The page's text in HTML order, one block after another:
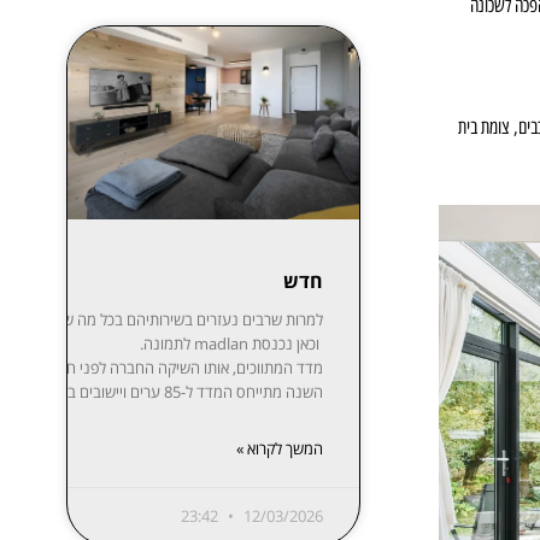
לשכונה
כביש 4 במערב, שדרות המכבים, צומת בית
חדש
למרות שרבים נעזרים בשירותיהם בכל מה שקשור
וכאן נכנסת madlan לתמונה.
השנה מתייחס המדד ל-85 ערים ויישובים בפריסה נרחבת: ת”א-יפו, חיפה והקריות, ירושלים, רעננה, חולון-בת ים, ראשון לציון, באר שבע, נתניה, הרצליה, פתח תקווה-רמת גן, אזור השומרון, חדרה והסביבה, עמק יזרעאל, עוטף עזה ועוד. המידע מפורסם בשקיפות באתר מדלן וזמין בחינם לכל המעוניין.
המשך לקרוא »
12/03/2026